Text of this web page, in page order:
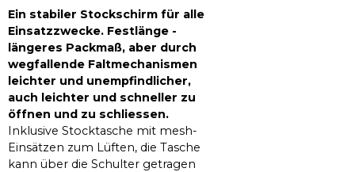
Ein stabiler Stockschirm für alle
Einsatzzwecke. Festlänge -
längeres Packmaß, aber durch
wegfallende Faltmechanismen
leichter und unempfindlicher,
auch leichter und schneller zu
öffnen und zu schliessen.
Inklusive Stocktasche mit mesh-
Einsätzen zum Lüften, die Tasche
kann über die Schulter getragen